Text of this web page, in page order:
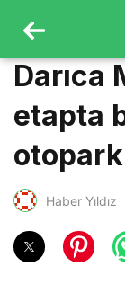
Darıca
etapta
Haber Yıldız